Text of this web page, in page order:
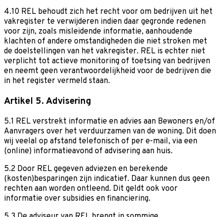
4.10 REL behoudt zich het recht voor om bedrijven uit het
vakregister te verwijderen indien daar gegronde redenen
voor zijn, zoals misleidende informatie, aanhoudende
klachten of andere omstandigheden die niet stroken met
de doelstellingen van het vakregister. REL is echter niet
verplicht tot actieve monitoring of toetsing van bedrijven
en neemt geen verantwoordelijkheid voor de bedrijven die
in het register vermeld staan.
Artikel 5. Advisering
5.1 REL verstrekt informatie en advies aan Bewoners en/of
Aanvragers over het verduurzamen van de woning. Dit doen
wij veelal op afstand telefonisch of per e-mail, via een
(online) informatieavond of advisering aan huis.
5.2 Door REL gegeven adviezen en berekende
(kosten)besparingen zijn indicatief. Daar kunnen dus geen
rechten aan worden ontleend. Dit geldt ook voor
informatie over subsidies en financiering.